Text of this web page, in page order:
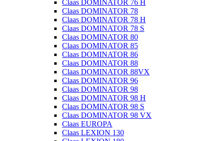
Claas DOMINATOR 76 H
Claas DOMINATOR 78
Claas DOMINATOR 78 H
Claas DOMINATOR 78 S
Claas DOMINATOR 80
Claas DOMINATOR 85
Claas DOMINATOR 86
Claas DOMINATOR 88
Claas DOMINATOR 88VX
Claas DOMINATOR 96
Claas DOMINATOR 98
Claas DOMINATOR 98 H
Claas DOMINATOR 98 S
Claas DOMINATOR 98 VX
Claas EUROPA
Claas LEXION 130